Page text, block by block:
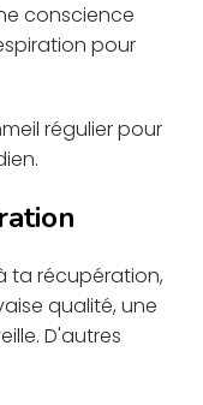
conscience
pour
régulier pour
ta récupération,
qualité, une
D'autres